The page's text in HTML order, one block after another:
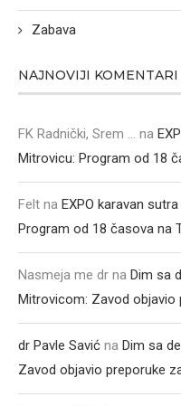
Zabava
NAJNOVIJI KOMENTARI
FK Radnički, Srem ... na
Mitrovicu: Program od 18
Felt na EXPO karavan
Program od 18 časova na
Nasmeja me dr na Dim sa
Mitrovicom: Zavod objavio
dr Pavle Savić na Dim sa
Zavod objavio preporuke